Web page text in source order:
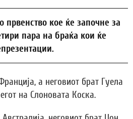
првенство кое ќе започне за
пара на браќа кои ќе
а неговиот брат Гуела
на Слоновата Коска.